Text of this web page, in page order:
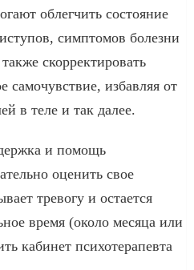
облегчить состояние
симптомов болезни
скорректировать
самочувствие, избавляя от
в теле и так далее.
и помощь
оценить свое
тревогу и остается
время (около месяца или
кабинет психотерапевта